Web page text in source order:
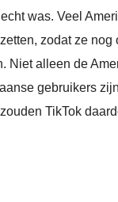
was. Veel
zodat ze
Niet alleen de
gebruikers
TikTok